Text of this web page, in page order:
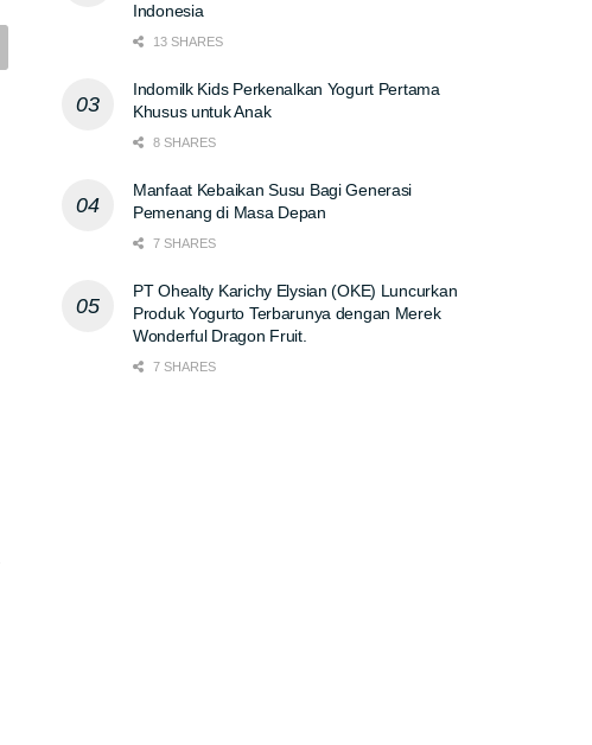
Indonesia
13 SHARES
Indomilk Kids Perkenalkan Yogurt Pertama
Khusus untuk Anak
8 SHARES
Manfaat Kebaikan Susu Bagi Generasi
Pemenang di Masa Depan
7 SHARES
PT Ohealty Karichy Elysian (OKE) Luncurkan
Produk Yogurto Terbarunya dengan Merek
Wonderful Dragon Fruit.
7 SHARES